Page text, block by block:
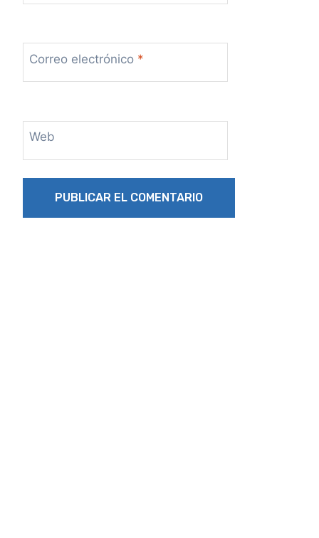
Correo electrónico *
Web